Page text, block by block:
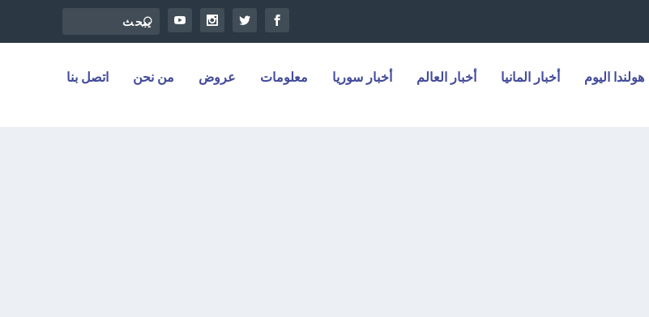
هولندا اليوم أخبار المانيا أخبار العالم أخبار سوريا معلومات عروض من نحن اتصل بنا